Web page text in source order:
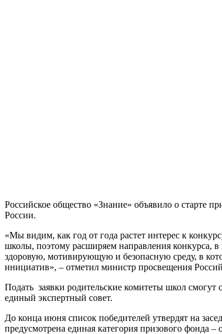
Российское общество «Знание» объявило о старте
России.
«Мы видим, как год от года растет интерес к
школы, поэтому расширяем направления конкурса,
здоровую, мотивирующую и безопасную среду, в
инициатив», – отметил министр просвещения
Подать заявки родительские комитеты школ
единый экспертный совет.
До конца июня список победителей утвердят на
предусмотрена единая категория призового фонда